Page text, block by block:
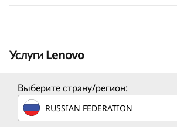
крупных программно-аппаратных
комплексов SAP HANA
Наращиваемый объем оперативной
возможность быстрого
Услуги Lenovo
Услуги по решению
Разработайте лучшую стратегию
Выберите страну/регион:
RUSSIAN FEDERATION